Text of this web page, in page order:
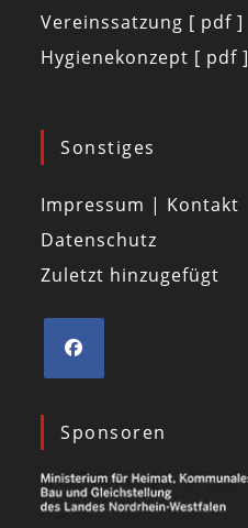
Vereinssatzung [ pdf ]
Hygienekonzept [ pdf ]
Sonstiges
Impressum | Kontakt
Datenschutz
Zuletzt hinzugefügt
Sponsoren